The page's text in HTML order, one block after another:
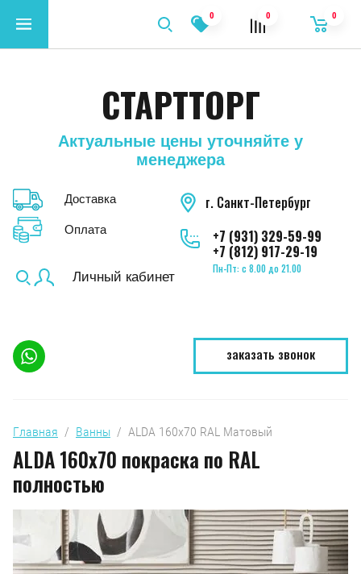
0 0 0
СТАРТТОРГ
Актуальные цены уточняйте у
менеджера
г. Санкт-Петербург
+7 (931) 329-59-99
+7 (812) 917-29-19
Пн-Пт: с 8.00 до 21.00
Доставка
Оплата
Личный кабинет
заказать звонок
Главная
  /
Ванны
  /  ALDA 160х70 RAL Матовый
ALDA 160х70 покраска по RAL
полностью